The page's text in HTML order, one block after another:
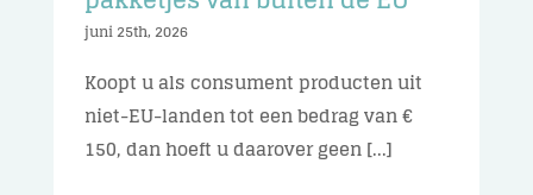
juni 25th, 2026
Koopt u als consument producten uit
niet-EU-landen tot een bedrag van €
150, dan hoeft u daarover geen [...]